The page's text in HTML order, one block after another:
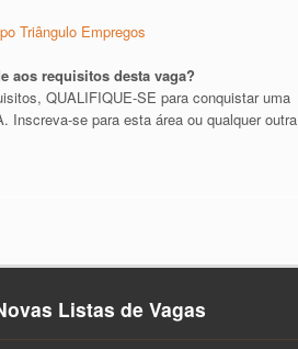
Triângulo Empregos
aos requisitos desta vaga?
QUALIFIQUE-SE para conquistar uma
Inscreva-se para esta área ou qualquer
Listas de Vagas